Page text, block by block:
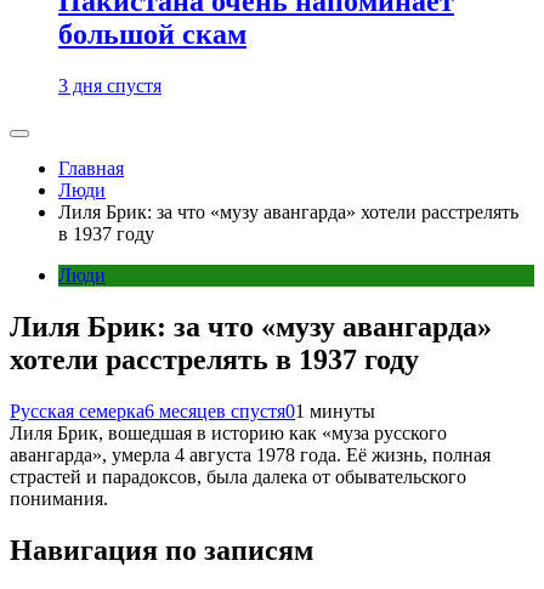
большой скам
3 дня спустя
Главная
Люди
Лиля Брик: за что «музу авангарда» хотели расстрелять
в 1937 году
Люди
Лиля Брик: за что «музу авангарда»
хотели расстрелять в 1937 году
Русская семерка6 месяцев спустя01 минуты
Лиля Брик, вошедшая в историю как «муза русского
авангарда», умерла 4 августа 1978 года. Её жизнь, полная
страстей и парадоксов, была далека от обывательского
понимания.
Навигация по записям